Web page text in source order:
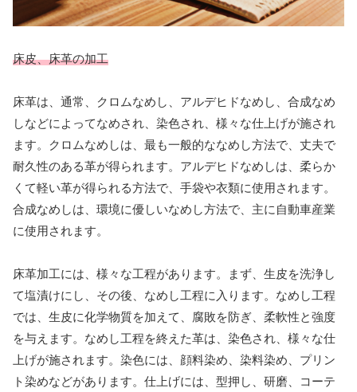
床皮、床革の加工
床革は、通常、クロムなめし、アルデヒドなめし、合成なめ
しなどによってなめされ、染色され、様々な仕上げが施され
ます。クロムなめしは、最も一般的ななめし方法で、丈夫で
耐久性のある革が得られます。アルデヒドなめしは、柔らか
くて軽い革が得られる方法で、手袋や衣類に使用されます。
合成なめしは、環境に優しいなめし方法で、主に自動車産業
に使用されます。
床革加工には、様々な工程があります。まず、生皮を洗浄し
て塩漬けにし、その後、なめし工程に入ります。なめし工程
では、生皮に化学物質を加えて、腐敗を防ぎ、柔軟性と強度
を与えます。なめし工程を終えた革は、染色され、様々な仕
上げが施されます。染色には、顔料染め、染料染め、プリン
ト染めなどがあります。仕上げには、型押し、研磨、コーテ